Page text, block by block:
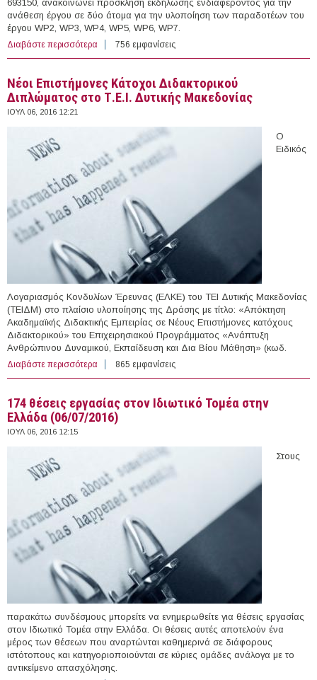
693150, ανακοινώνει πρόσκληση εκδήλωσης ενδιαφέροντος για την
ανάθεση έργου σε δύο άτομα για την υλοποίηση των παραδοτέων του
έργου WP2, WP3, WP4, WP5, WP6, WP7.
Διαβάστε περισσότερα για 2 άτομα με Σύμβαση Μίσθωσης Έργου στο
Πανεπιστήμιο Πελοποννήσου
756 εμφανίσεις
Νέοι Επιστήμονες Κάτοχοι Διδακτορικού
Διπλώματος στο Τ.Ε.Ι. Δυτικής Μακεδονίας
ΙΟΥΛ 06, 2016 12:21
O
Ειδικός
Λογαριασμός Κονδυλίων Έρευνας (ΕΛΚΕ) του ΤΕΙ Δυτικής Μακεδονίας
(ΤΕΙΔΜ) στο πλαίσιο υλοποίησης της Δράσης με τίτλο: «Απόκτηση
Ακαδημαϊκής Διδακτικής Εμπειρίας σε Νέους Επιστήμονες κατόχους
Διδακτορικού» του Επιχειρησιακού Προγράμματος «Ανάπτυξη
Ανθρώπινου Δυναμικού, Εκπαίδευση και Δια Βίου Μάθηση» (κωδ.
Διαβάστε περισσότερα για Νέοι Επιστήμονες Κάτοχοι Διδακτορικού
Διπλώματος στο Τ.Ε.Ι. Δυτικής Μακεδονίας
865 εμφανίσεις
174 θέσεις εργασίας στον Ιδιωτικό Τομέα στην
Ελλάδα (06/07/2016)
ΙΟΥΛ 06, 2016 12:15
Στους
παρακάτω συνδέσμους μπορείτε να ενημερωθείτε για θέσεις εργασίας
στον Ιδιωτικό Τομέα στην Ελλάδα. Οι θέσεις αυτές αποτελούν ένα
μέρος των θέσεων που αναρτώνται καθημερινά σε διάφορους
ιστότοπους και κατηγοριοποιούνται σε κύριες ομάδες ανάλογα με το
αντικείμενο απασχόλησης.